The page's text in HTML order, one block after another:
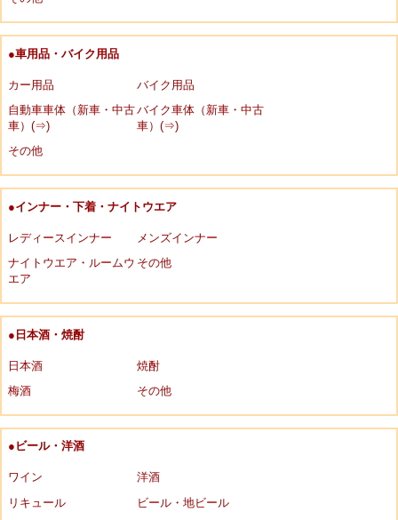
●車用品・バイク用品
カー用品
バイク用品
自動車車体（新車・中古
車）(⇒)
バイク車体（新車・中古
車）(⇒)
その他
●インナー・下着・ナイトウエア
レディースインナー
メンズインナー
ナイトウエア・ルームウ
エア
その他
●日本酒・焼酎
日本酒
焼酎
梅酒
その他
●ビール・洋酒
ワイン
洋酒
リキュール
ビール・地ビール